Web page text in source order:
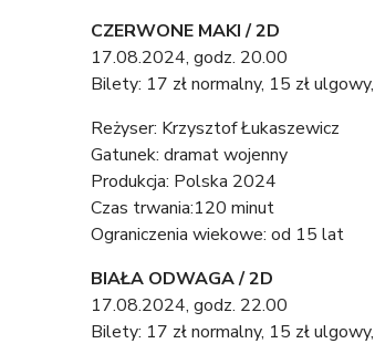
CZERWONE MAKI / 2D
17.08.2024, godz. 20.00
Bilety: 17 zł normalny, 15 zł
Reżyser: Krzysztof Łukaszewicz
Gatunek: dramat wojenny
Produkcja: Polska 2024
Czas trwania:120 minut
Ograniczenia wiekowe: od 15 lat
BIAŁA ODWAGA / 2D
17.08.2024, godz. 22.00
Bilety: 17 zł normalny, 15 zł